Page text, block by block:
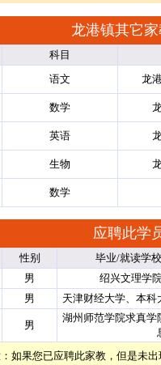
龙港镇其它
科目
语文 龙
数学
英语
生物
数学
应聘此学
性别
毕业/就读学
男
绍兴文理学
男 天津财经大学、本
男
湖州师范学院求真学
如果您已应聘此家教，但是未